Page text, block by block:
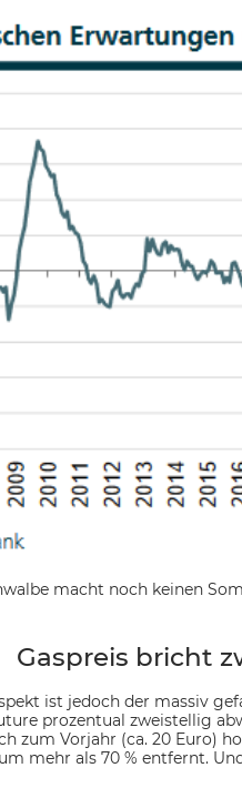
macht noch keinen
Gaspreis bricht
ist jedoch der massiv
prozentual zweistellig
zum Vorjahr (ca. 20 Euro)
mehr als 70 % entfernt.